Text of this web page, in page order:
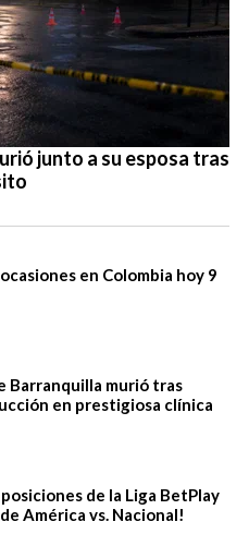
junto a su esposa tras
en Colombia hoy 9
Barranquilla murió tras
en prestigiosa clínica
de la Liga BetPlay
América vs. Nacional!